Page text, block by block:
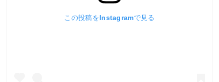
この投稿をInstagramで見る